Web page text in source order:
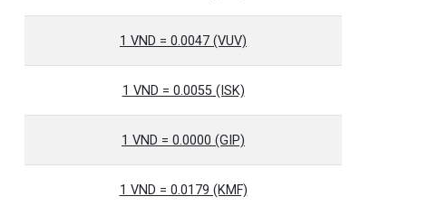
1 VND = 0.0047 (VUV)
1 VND = 0.0055 (ISK)
1 VND = 0.0000 (GIP)
1 VND = 0.0179 (KMF)